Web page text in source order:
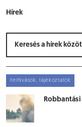
Hírek
Felhívások, tájékoztatók